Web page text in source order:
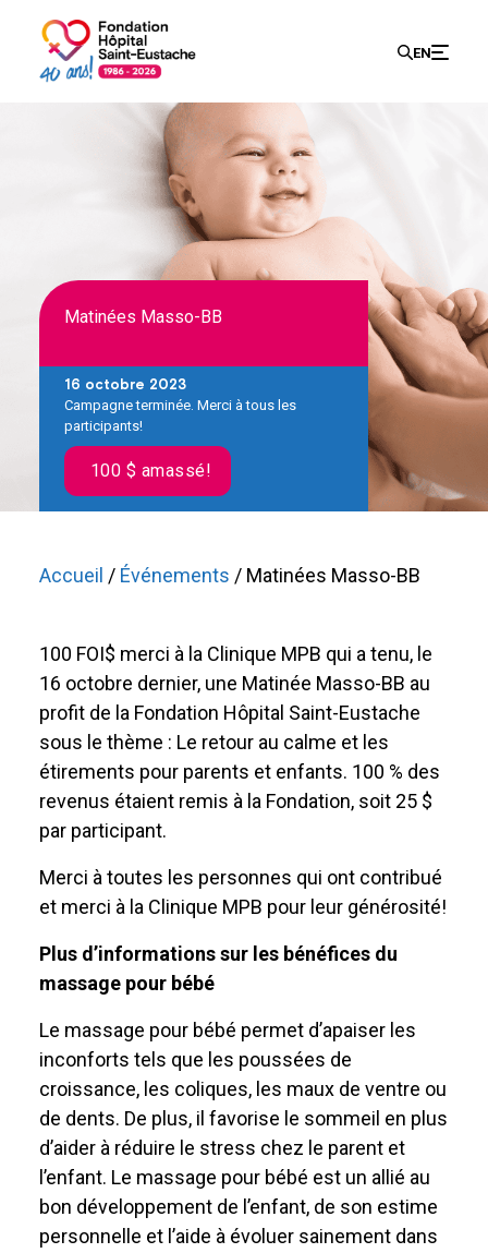
EN
Search
for:
Matinées Masso-BB
16 octobre 2023
Campagne terminée. Merci à tous les
participants!
100 $ amassé!
Accueil / Événements / Matinées Masso-BB
100 FOI$ merci à la Clinique MPB qui a tenu, le
16 octobre dernier, une Matinée Masso-BB au
profit de la Fondation Hôpital Saint-Eustache
sous le thème : Le retour au calme et les
étirements pour parents et enfants. 100 % des
revenus étaient remis à la Fondation, soit 25 $
par participant.
Merci à toutes les personnes qui ont contribué
et merci à la Clinique MPB pour leur générosité!
Plus d’informations sur les bénéfices du
massage pour bébé
Le massage pour bébé permet d’apaiser les
inconforts tels que les poussées de
croissance, les coliques, les maux de ventre ou
de dents. De plus, il favorise le sommeil en plus
d’aider à réduire le stress chez le parent et
l’enfant. Le massage pour bébé est un allié au
bon développement de l’enfant, de son estime
personnelle et l’aide à évoluer sainement dans